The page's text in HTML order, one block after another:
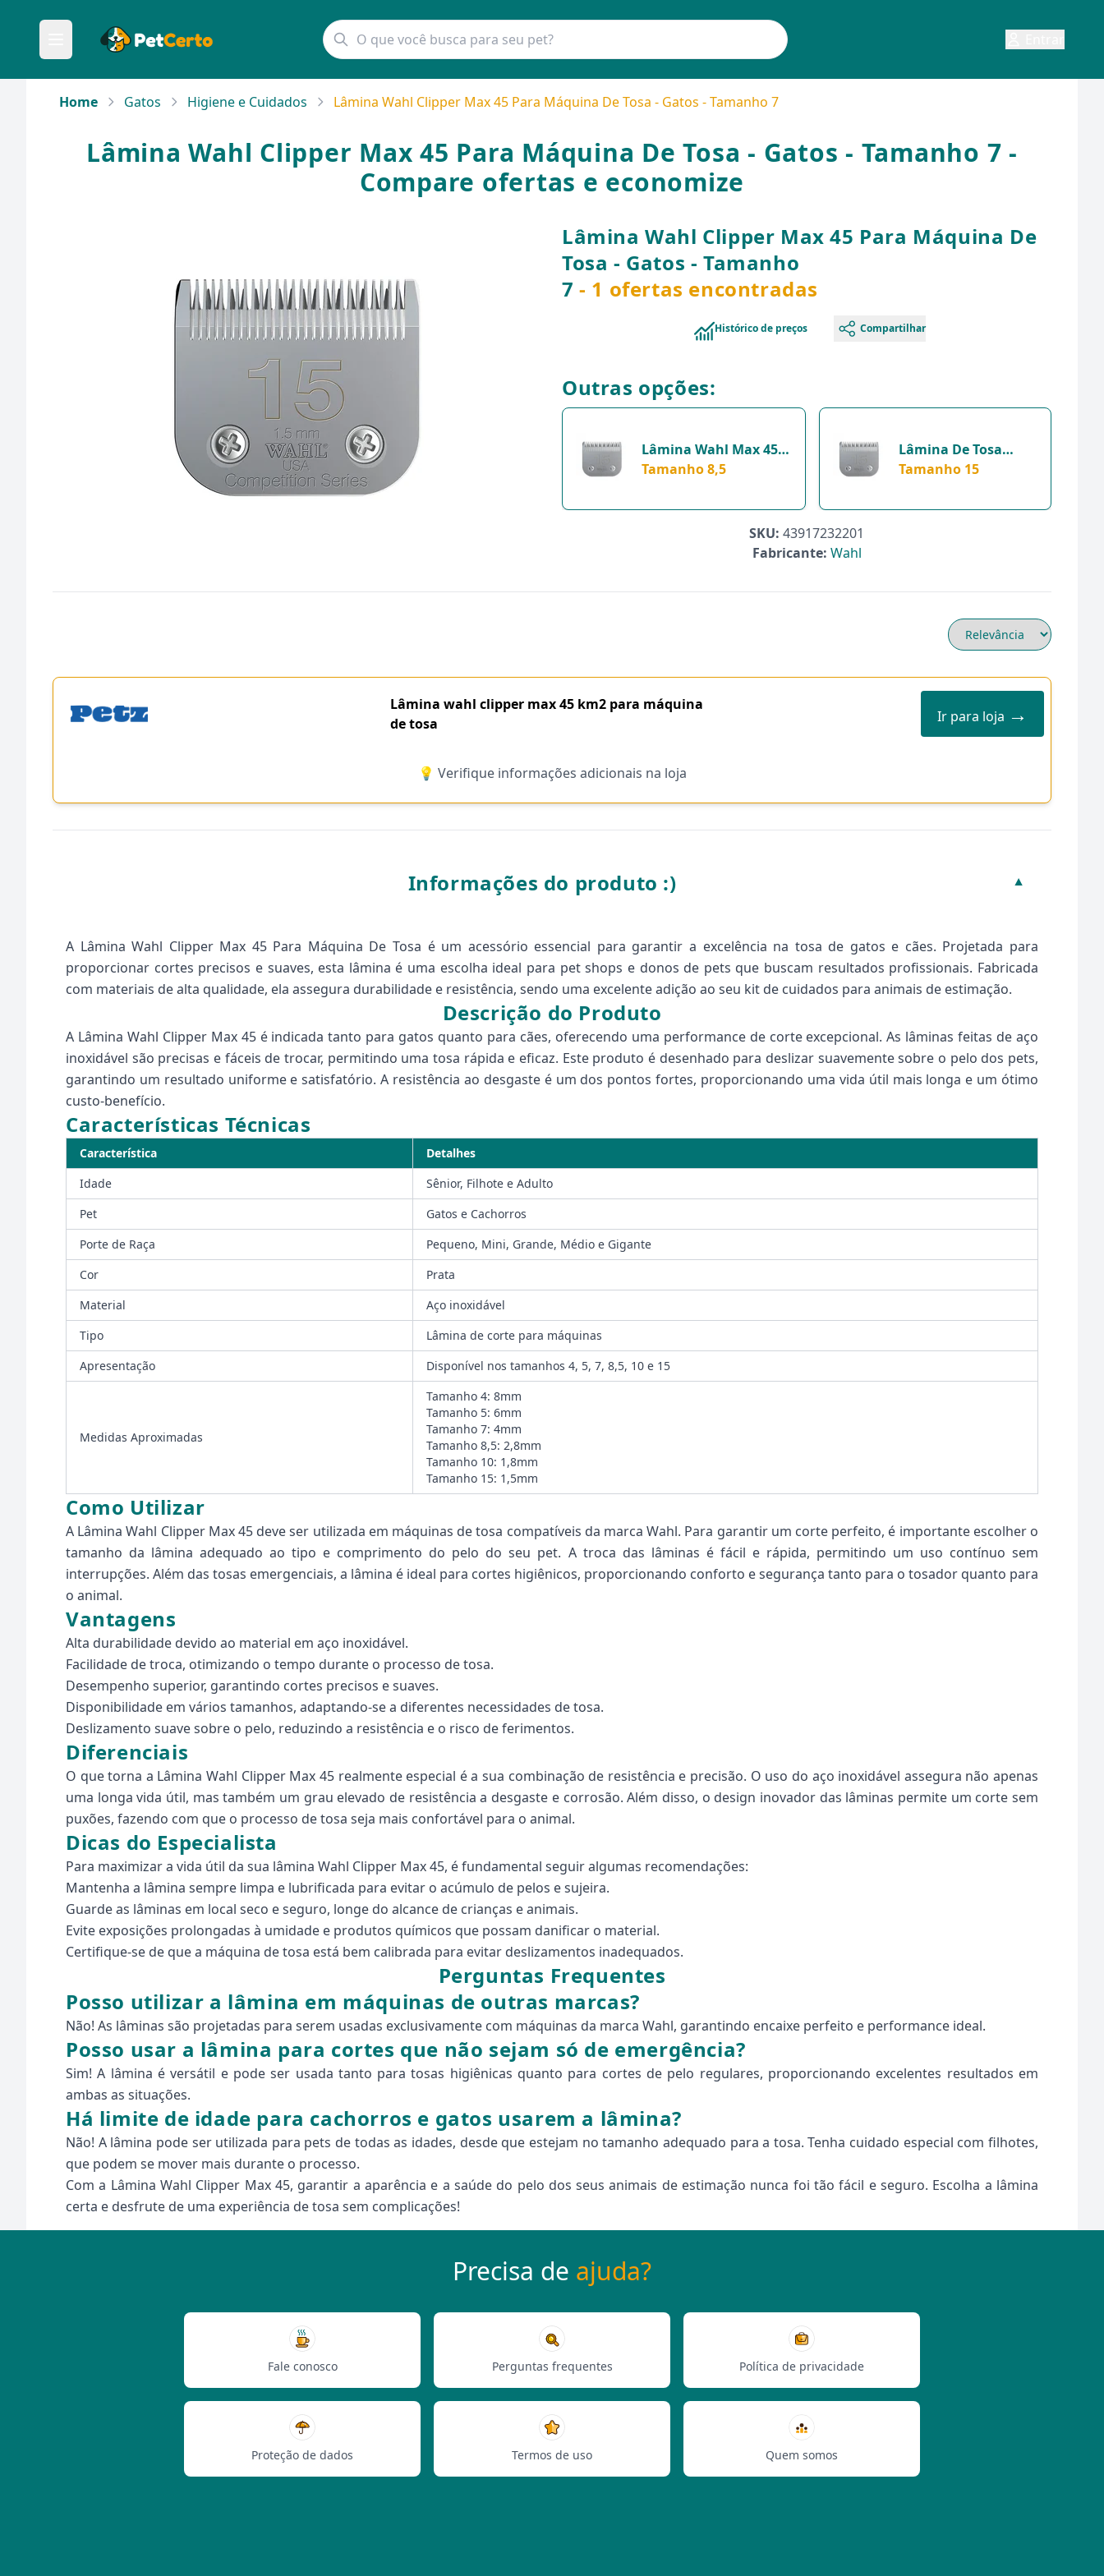
Home Gatos Higiene e Cuidados Lâmina Wahl Clipper Max 45 Para Máquina De Tosa - Gatos - Tamanho 7
Lâmina Wahl Clipper Max 45 Para Máquina De Tosa - Gatos - Tamanho 7 -
Compare ofertas e economize
Lâmina Wahl Clipper Max 45 Para Máquina De
Tosa - Gatos - Tamanho
7 - 1 ofertas encontradas
Histórico de preços Compartilhar
Outras opções:
Lâmina Wahl Max 45
Km2 Para Gatos -
Tamanho 8,5
Tamanho 8,5
Lâmina De Tosa
Wahl Clipper Max 45
Tamanho 15
Tamanho 15
SKU: 43917232201
Fabricante: Wahl
Lâmina wahl clipper max 45 km2 para máquina
de tosa
Ir para loja →
💡 Verifique informações adicionais na loja
Informações do produto :) ▼
A Lâmina Wahl Clipper Max 45 Para Máquina De Tosa é um acessório essencial para garantir a excelência na tosa de gatos e cães. Projetada para
proporcionar cortes precisos e suaves, esta lâmina é uma escolha ideal para pet shops e donos de pets que buscam resultados profissionais. Fabricada
com materiais de alta qualidade, ela assegura durabilidade e resistência, sendo uma excelente adição ao seu kit de cuidados para animais de estimação.
Descrição do Produto
A Lâmina Wahl Clipper Max 45 é indicada tanto para gatos quanto para cães, oferecendo uma performance de corte excepcional. As lâminas feitas de aço
inoxidável são precisas e fáceis de trocar, permitindo uma tosa rápida e eficaz. Este produto é desenhado para deslizar suavemente sobre o pelo dos pets,
garantindo um resultado uniforme e satisfatório. A resistência ao desgaste é um dos pontos fortes, proporcionando uma vida útil mais longa e um ótimo
custo-benefício.
Características Técnicas
Característica
Detalhes
Idade
Sênior, Filhote e Adulto
Pet
Gatos e Cachorros
Porte de Raça
Pequeno, Mini, Grande, Médio e Gigante
Cor
Prata
Material
Aço inoxidável
Tipo
Lâmina de corte para máquinas
Apresentação
Disponível nos tamanhos 4, 5, 7, 8,5, 10 e 15
Medidas Aproximadas
Tamanho 4: 8mm
Tamanho 5: 6mm
Tamanho 7: 4mm
Tamanho 8,5: 2,8mm
Tamanho 10: 1,8mm
Tamanho 15: 1,5mm
Como Utilizar
A Lâmina Wahl Clipper Max 45 deve ser utilizada em máquinas de tosa compatíveis da marca Wahl. Para garantir um corte perfeito, é importante escolher o
tamanho da lâmina adequado ao tipo e comprimento do pelo do seu pet. A troca das lâminas é fácil e rápida, permitindo um uso contínuo sem
interrupções. Além das tosas emergenciais, a lâmina é ideal para cortes higiênicos, proporcionando conforto e segurança tanto para o tosador quanto para
o animal.
Vantagens
Alta durabilidade devido ao material em aço inoxidável.
Facilidade de troca, otimizando o tempo durante o processo de tosa.
Desempenho superior, garantindo cortes precisos e suaves.
Disponibilidade em vários tamanhos, adaptando-se a diferentes necessidades de tosa.
Deslizamento suave sobre o pelo, reduzindo a resistência e o risco de ferimentos.
Diferenciais
O que torna a Lâmina Wahl Clipper Max 45 realmente especial é a sua combinação de resistência e precisão. O uso do aço inoxidável assegura não apenas
uma longa vida útil, mas também um grau elevado de resistência a desgaste e corrosão. Além disso, o design inovador das lâminas permite um corte sem
puxões, fazendo com que o processo de tosa seja mais confortável para o animal.
Dicas do Especialista
Para maximizar a vida útil da sua lâmina Wahl Clipper Max 45, é fundamental seguir algumas recomendações:
Mantenha a lâmina sempre limpa e lubrificada para evitar o acúmulo de pelos e sujeira.
Guarde as lâminas em local seco e seguro, longe do alcance de crianças e animais.
Evite exposições prolongadas à umidade e produtos químicos que possam danificar o material.
Certifique-se de que a máquina de tosa está bem calibrada para evitar deslizamentos inadequados.
Perguntas Frequentes
Posso utilizar a lâmina em máquinas de outras marcas?
Não! As lâminas são projetadas para serem usadas exclusivamente com máquinas da marca Wahl, garantindo encaixe perfeito e performance ideal.
Posso usar a lâmina para cortes que não sejam só de emergência?
Sim! A lâmina é versátil e pode ser usada tanto para tosas higiênicas quanto para cortes de pelo regulares, proporcionando excelentes resultados em
ambas as situações.
Há limite de idade para cachorros e gatos usarem a lâmina?
Não! A lâmina pode ser utilizada para pets de todas as idades, desde que estejam no tamanho adequado para a tosa. Tenha cuidado especial com filhotes,
que podem se mover mais durante o processo.
Com a Lâmina Wahl Clipper Max 45, garantir a aparência e a saúde do pelo dos seus animais de estimação nunca foi tão fácil e seguro. Escolha a lâmina
certa e desfrute de uma experiência de tosa sem complicações!
Precisa de ajuda?
Fale conosco Perguntas frequentes Política de privacidade
Proteção de dados Termos de uso Quem somos